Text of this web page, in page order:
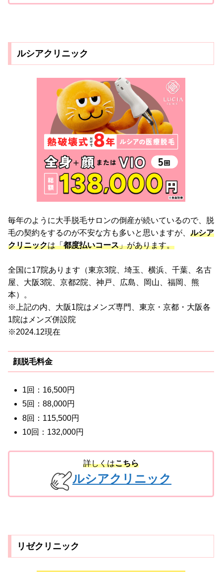
ルシアクリニック
毎年のように大手脱毛サロンの倒産が続いているので、脱
毛の契約をするのが不安な方も多いと思いますが、 ルシア
クリニックは「都度払いコース」があります。
全国に17院あります（東京3院、埼玉、横浜、千葉、名古
屋、大阪3院、京都2院、神戸、広島、岡山、福岡、熊
本）。
※上記の内、大阪1院はメンズ専門、東京・京都・大阪各
1院はメンズ併設院
※2024.12現在
顔脱毛料金
1回：16,500円
5回：88,000円
8回：115,500円
10回：132,000円
詳しくはこちら
ルシアクリニック
リゼクリニック